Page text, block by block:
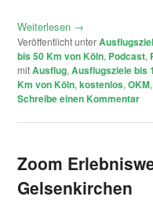
Weiterlesen →
Veröffentlicht unter
bis 50 Km von Köln, Podcast,
mitAusflug,Ausflugsziele bis
Km von Köln,kostenlos,OKM,
Schreibe einen Kommentar
Zoom
Gelsenkirchen